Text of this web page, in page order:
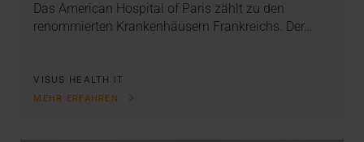
Das American Hospital of Paris zählt zu den
renommierten Krankenhäusern Frankreichs. Der…
VISUS HEALTH IT
MEHR ERFAHREN